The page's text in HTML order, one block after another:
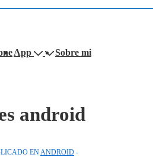
App
Sobre mi
android
EN ANDROID